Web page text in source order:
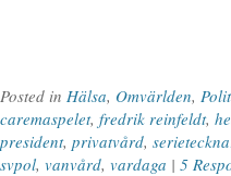
Posted in Hälsa, Omvärlden,
caremaspelet, fredrik reinfeldt,
president, privatvård,
svpol, vanvård, vardaga | 5